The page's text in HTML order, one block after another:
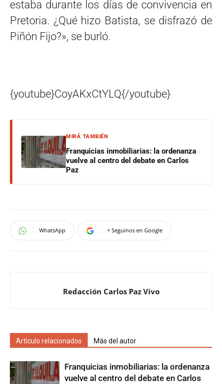
estaba durante los días de convivencia en
Pretoria. ¿Qué hizo Batista, se disfrazó de
Piñón Fijo?», se burló.
{youtube}CoyAKxCtYLQ{/youtube}
MIRÁ TAMBIÉN
Franquicias inmobiliarias: la ordenanza
vuelve al centro del debate en Carlos
Paz
WhatsApp + Seguinos en Google
Redacción Carlos Paz Vivo
Artículo relacionados Más del autor
Franquicias inmobiliarias: la ordenanza
vuelve al centro del debate en Carlos